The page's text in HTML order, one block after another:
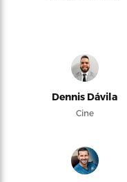
Dennis Dávila
Cine